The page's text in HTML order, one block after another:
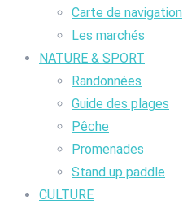
Carte de navigation
Les marchés
NATURE & SPORT
Randonnées
Guide des plages
Pêche
Promenades
Stand up paddle
CULTURE